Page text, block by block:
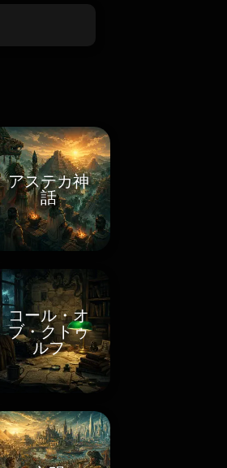
アステカ神
話
コール・オ
ブ・クトゥ
ルフ